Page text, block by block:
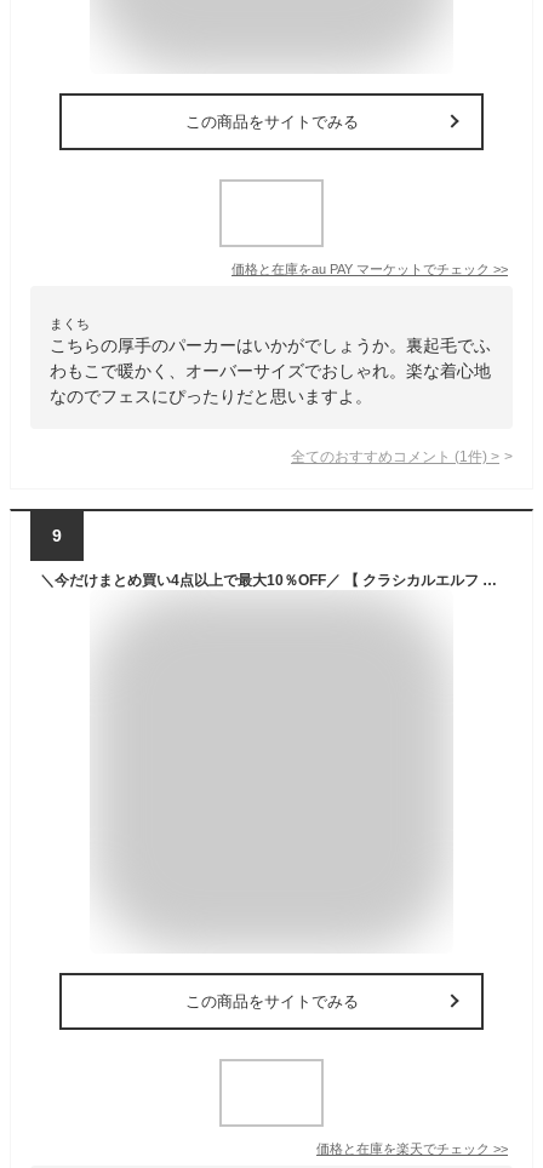
この商品をサイトでみる
価格と在庫をau PAY マーケット でチェック >>
まくち
こちらの厚手のパーカーはいかがでしょうか。裏起毛でふ
わもこで暖かく、オーバーサイズでおしゃれ。楽な着心地
なのでフェスにぴったりだと思いますよ。
全てのおすすめコメント (1 件) >
9
＼今だけまとめ買い4点以上で最大10％OFF／ 【 クラシカルエルフ classical elf 】 トップス パーカー レディース 裏起毛 ワンポイント ロゴ 刺繍 フード セットアップ可能 男女兼用 ユニセックス メンズ 大きいサイズ 秋 冬 ce1260249
この商品をサイトでみる
価格と在庫を楽天でチェック >>